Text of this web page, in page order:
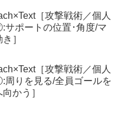
［攻撃戦術／個人
ポートの位置･角度/マ
］
［攻撃戦術／個人
りを見る/全員ゴールを
かう］